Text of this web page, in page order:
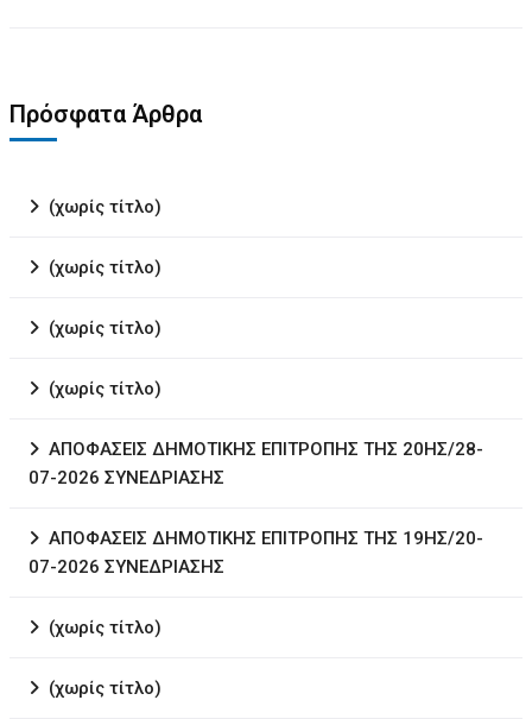
Πρόσφατα Άρθρα
(χωρίς τίτλο)
(χωρίς τίτλο)
(χωρίς τίτλο)
(χωρίς τίτλο)
ΑΠΟΦΑΣΕΙΣ ΔΗΜΟΤΙΚΗΣ ΕΠΙΤΡΟΠΗΣ ΤΗΣ 20ΗΣ/28-
07-2026 ΣΥΝΕΔΡΙΑΣΗΣ
ΑΠΟΦΑΣΕΙΣ ΔΗΜΟΤΙΚΗΣ ΕΠΙΤΡΟΠΗΣ ΤΗΣ 19ΗΣ/20-
07-2026 ΣΥΝΕΔΡΙΑΣΗΣ
(χωρίς τίτλο)
(χωρίς τίτλο)